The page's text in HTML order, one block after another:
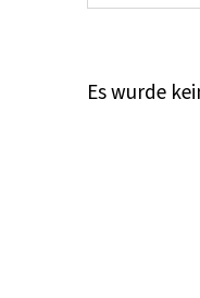
Es wurde